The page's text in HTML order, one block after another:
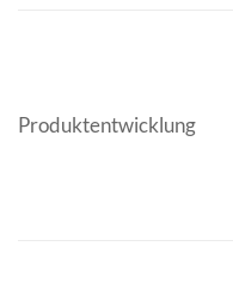
Produktentwicklung